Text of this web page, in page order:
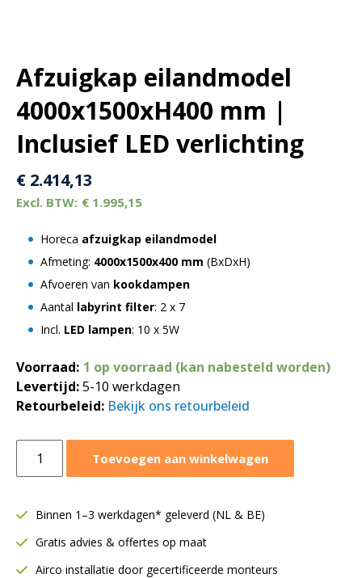
Afzuigkap eilandmodel
4000x1500xH400 mm |
Inclusief LED verlichting
€ 2.414,13
€ 1.995,15
Horeca afzuigkap eilandmodel
Afmeting: 4000x1500x400 mm (BxDxH)
Afvoeren van kookdampen
Aantal labyrint filter: 2 x 7
Incl. LED lampen: 10 x 5W
Voorraad: 1 op voorraad (kan nabesteld worden)
Levertijd:5-10 werkdagen
Retourbeleid: Bekijk ons retourbeleid
eilandmodel
mm
Inclusief
LED
Toevoegen aan winkelwagen
Binnen 1–3 werkdagen* geleverd (NL & BE)
Gratis advies & offertes op maat
Airco installatie door gecertificeerde monteurs